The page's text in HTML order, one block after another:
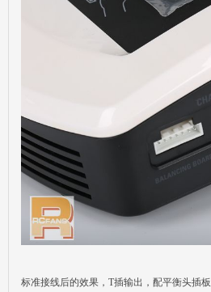
标准接线后的效果，T插输出，配平衡头插板